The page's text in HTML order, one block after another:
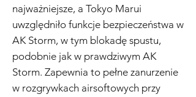
najważniejsze, a Tokyo Marui
uwzględniło funkcje bezpieczeństwa w
AK Storm, w tym blokadę spustu,
podobnie jak w prawdziwym AK
Storm. Zapewnia to pełne zanurzenie
w rozgrywkach airsoftowych przy